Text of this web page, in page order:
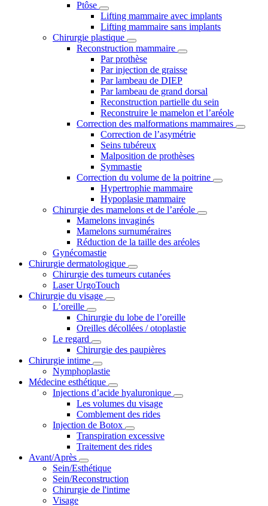
Ptôse
Lifting mammaire avec implants
Lifting mammaire sans implants
Chirurgie plastique
Reconstruction mammaire
Par prothèse
Par injection de graisse
Par lambeau de DIEP
Par lambeau de grand dorsal
Reconstruction partielle du sein
Reconstruire le mamelon et l’aréole
Correction des malformations mammaires
Correction de l’asymétrie
Seins tubéreux
Malposition de prothèses
Symmastie
Correction du volume de la poitrine
Hypertrophie mammaire
Hypoplasie mammaire
Chirurgie des mamelons et de l’aréole
Mamelons invaginés
Mamelons surnuméraires
Réduction de la taille des aréoles
Gynécomastie
Chirurgie dermatologique
Chirurgie des tumeurs cutanées
Laser UrgoTouch
Chirurgie du visage
L’oreille
Chirurgie du lobe de l’oreille
Oreilles décollées / otoplastie
Le regard
Chirurgie des paupières
Chirurgie intime
Nymphoplastie
Médecine esthétique
Injections d’acide hyaluronique
Les volumes du visage
Comblement des rides
Injection de Botox
Transpiration excessive
Traitement des rides
Avant/Après
Sein/Esthétique
Sein/Reconstruction
Chirurgie de l'intime
Visage